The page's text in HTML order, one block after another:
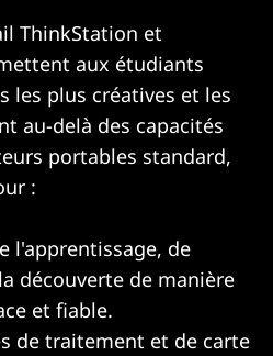
ThinkStation et
aux étudiants
les plus créatives et les
au-delà des capacités
portables standard,
:
l'apprentissage, de
découverte de manière
et fiable.
de traitement et de carte